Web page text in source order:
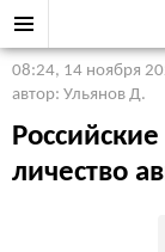
08:24, 14 ноября
автор: Ульянов Д.
личество